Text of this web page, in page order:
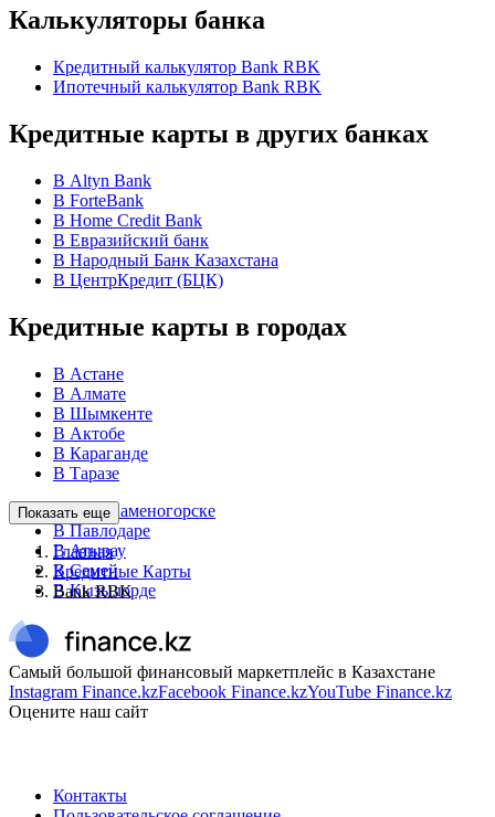
Калькуляторы банка
Кредитный калькулятор Bank RBK
Ипотечный калькулятор Bank RBK
Кредитные карты в других банках
В Altyn Bank
В ForteBank
В Home Credit Bank
В Евразийский банк
В Народный Банк Казахстана
В ЦентрКредит (БЦК)
Кредитные карты в городах
В Астане
В Алмате
В Шымкенте
В Актобе
В Караганде
В Таразе
В Усть-Каменогорске
В Павлодаре
В Атырау
В Семей
В Кызылорде
Показать еще
Главная
Кредитные Карты
Bank RBK
Самый большой финансовый маркетплейс в Казахстане
Instagram Finance.kzFacebook Finance.kzYouTube Finance.kz
Оцените наш сайт
Контакты